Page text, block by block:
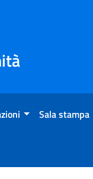
Sala stampa